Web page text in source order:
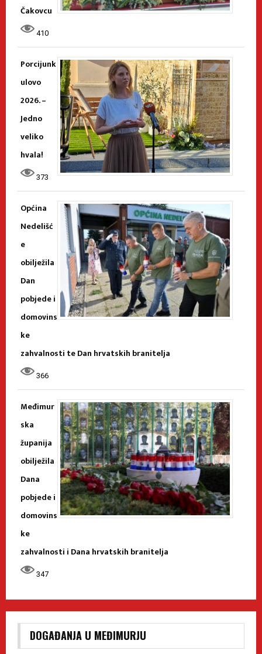
Čakovcu
410
Porcijunk
ulovo
2026. –
Jedno
veliko
hvala!
373
Općina
Nedelišć
e
obilježila
Dan
pobjede i
domovins
ke
zahvalnosti te Dan hrvatskih branitelja
366
Međimur
ska
županija
obilježila
Dana
pobjede i
domovins
ke
zahvalnosti i Dana hrvatskih branitelja
347
DOGAĐANJA U MEĐIMURJU